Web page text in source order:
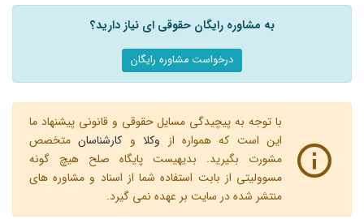
به مشاوره رایگان حقوقی ای نیاز دارید؟
درخواست مشاوره رایگان
با توجه به پیچیدگی مسایل حقوقی و قانونی پیشنهاد ما
این است که همواره از وکلاو کارشناسانمتخصص
مشورت بگیرید. بدیهیست پایگاه صلح هیچ گونه
مسوولیتی از بابت استفاده شما از اسناد و مشاوره های
منتشر شده در سایت بر عهده نمی گیرد.